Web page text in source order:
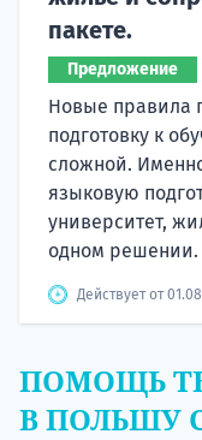
пакете.
Предложение
Новые правила
подготовку к
сложной.
языковую
университет,
одном решении.
Действует от
ПОМОЩЬ
В ПОЛЬШУ